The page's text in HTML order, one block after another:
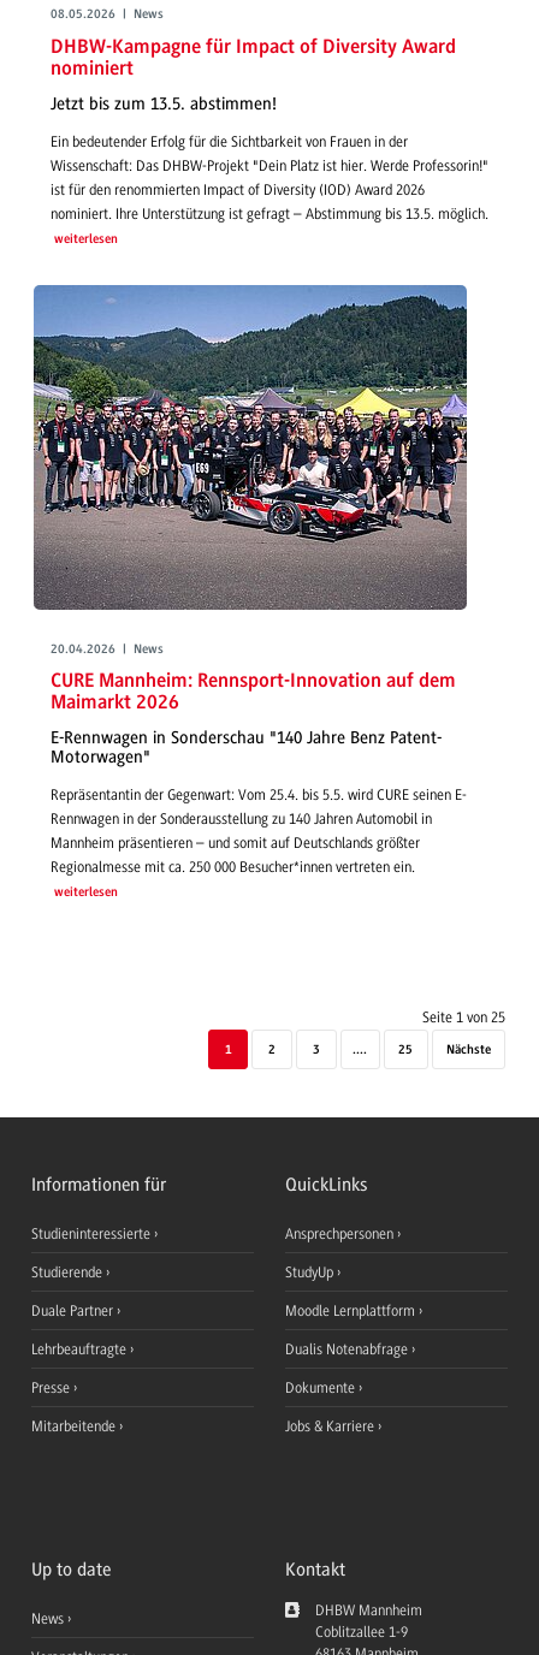
08.05.2026 | News
DHBW-Kampagne für Impact of Diversity Award
nominiert
Jetzt bis zum 13.5. abstimmen!
Ein bedeutender Erfolg für die Sichtbarkeit von Frauen in der
Wissenschaft: Das DHBW-Projekt "Dein Platz ist hier. Werde Professorin!"
ist für den renommierten Impact of Diversity (IOD) Award 2026
nominiert. Ihre Unterstützung ist gefragt – Abstimmung bis 13.5. möglich.
weiterlesen
20.04.2026 | News
CURE Mannheim: Rennsport-Innovation auf dem
Maimarkt 2026
E-Rennwagen in Sonderschau "140 Jahre Benz Patent-
Motorwagen"
Repräsentantin der Gegenwart: Vom 25.4. bis 5.5. wird CURE seinen E-
Rennwagen in der Sonderausstellung zu 140 Jahren Automobil in
Mannheim präsentieren – und somit auf Deutschlands größter
Regionalmesse mit ca. 250 000 Besucher*innen vertreten ein.
weiterlesen
Seite 1 von 25
1 2 3 .... 25 Nächste
Informationen für
Studieninteressierte
Studierende
Duale Partner
Lehrbeauftragte
Presse
Mitarbeitende
QuickLinks
Ansprechpersonen
StudyUp
Moodle Lernplattform
Dualis Notenabfrage
Dokumente
Jobs & Karriere
Up to date
News
Kontakt
DHBW Mannheim
Coblitzallee 1-9